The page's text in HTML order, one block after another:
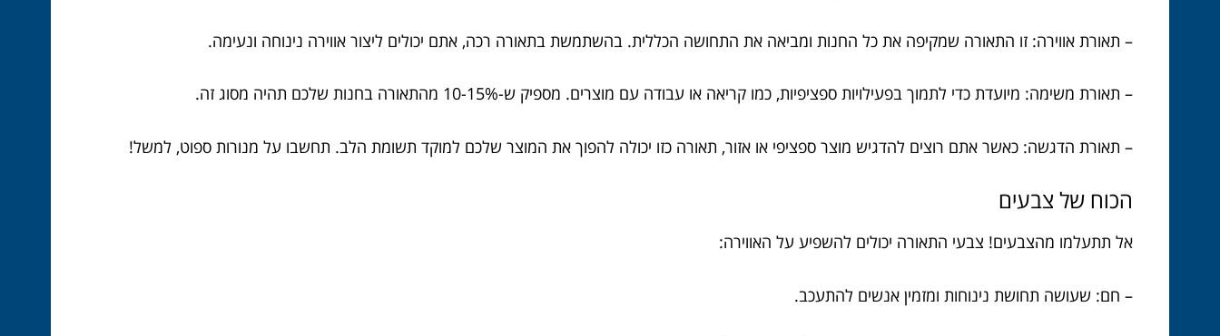
– תאורת אווירה: זו התאורה שמקיפה את כל החנות ומביאה את התחושה הכללית. בהשתמשת בתאורה רכה, אתם יכולים ליצור אווירה נינוחה ונעימה.
– תאורת משימה: מיועדת כדי לתמוך בפעילויות ספציפיות, כמו קריאה או עבודה עם מוצרים. מספיק ש-10-15% מהתאורה בחנות שלכם תהיה מסוג זה.
– תאורת הדגשה: כאשר אתם רוצים להדגיש מוצר ספציפי או אזור, תאורה כזו יכולה להפוך את המוצר שלכם למוקד תשומת הלב. תחשבו על מנורות ספוט, למשל!
הכוח של צבעים
אל תתעלמו מהצבעים! צבעי התאורה יכולים להשפיע על האווירה:
– חם: שעושה תחושת נינוחות ומזמין אנשים להתעכב.